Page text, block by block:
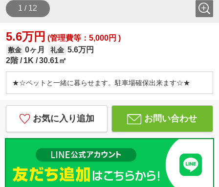
1 / 12
5.6万円 (管理費等：5,000円 )
敷金 0ヶ月 礼金 5.6万円
2階
1K 30.61㎡
★☆ペットと一緒に暮らせます。駐車場確保出来ます☆★
お気に入り追加 お問い合わせ